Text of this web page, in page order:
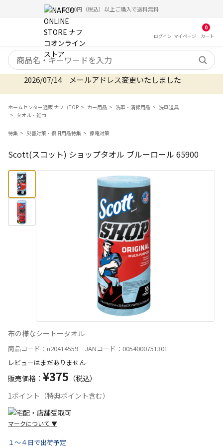
5,000円（税込）以上ご購入で送料無料
ログイン マイ ページ
0
カート
検索キーワード
2026/07/14 メールアドレス変更いたしました
ホームセンター通販 ナフコTOP カー用品 洗車・清掃用品
洗車道具
タオル・雑巾
特集 災害対策・復旧用品特集 停電対策
Scott(スコット) ショップタオル ブルーロール 65900
布の様なシートータオル
商品コード：n20414559 JANコード：0054000751301
レビューはまだありません
販売価格： ¥375 （税込）
1ポイント（特典ポイント含む）
マークについて ▼
１～４日で出荷予定